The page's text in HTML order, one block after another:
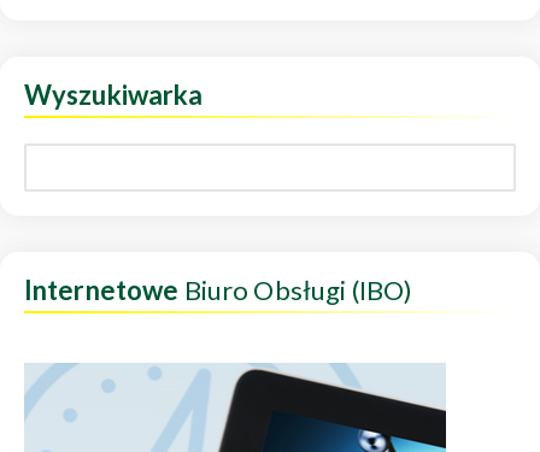
Wyszukiwarka
Internetowe Biuro Obsługi (IBO)